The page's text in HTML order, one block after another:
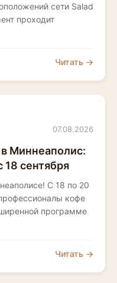
сети Salad
проходит
Читать →
07.08.2026
Миннеаполис:
18 сентября
С 18 по 20
кофе
программе
Читать →